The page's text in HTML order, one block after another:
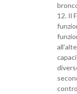
12. Il